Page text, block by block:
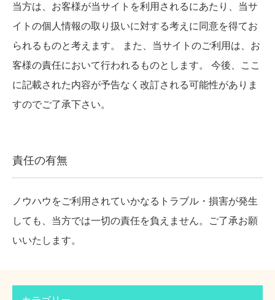
当方は、お客様が当サイトを利用されるにあたり、当サ
イトの個人情報の取り扱いに対する考えに同意を得てお
られるものと考えます。 また、当サイトのご利用は、お
客様の責任において行われるものとします。 今後、ここ
に記載された内容が予告なく改訂される可能性がありま
すのでご了承下さい。
責任の有無
ノウハウをご利用されていかなるトラブル・損害が発生
しても、当方では一切の責任を負えません。ご了承お願
いいたします。